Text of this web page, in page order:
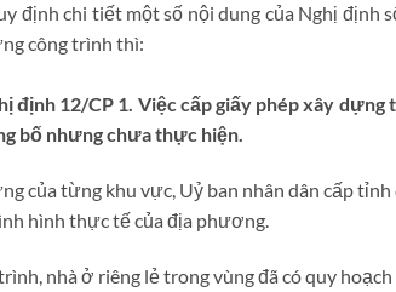
định chi tiết một số nội dung của Nghị định
công trình thì:
12/CP 1. Việc cấp giấy phép xây dựng
bố nhưng chưa thực hiện.
của từng khu vực, Uỷ ban nhân dân cấp
hình thực tế của địa phương.
nhà ở riêng lẻ trong vùng đã có quy